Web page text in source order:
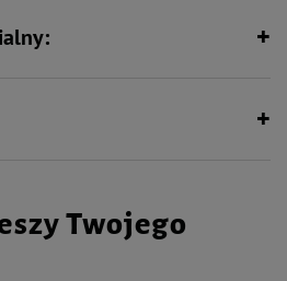
Twojego